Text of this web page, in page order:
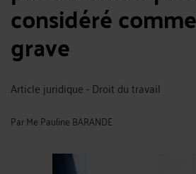
considéré
grave
Article juridique - Droit du travail
ParMe Pauline BARANDE